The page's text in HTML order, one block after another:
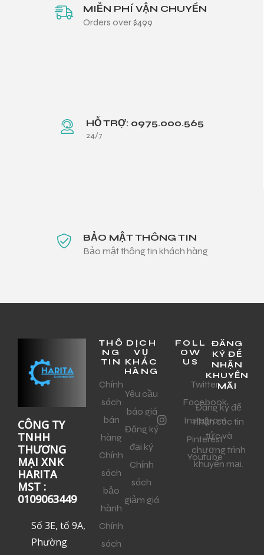
MIỄN PHÍ VẬN CHUYỂN
Orders over $499
HỖ TRỢ: 0975.000.565
24/7
BẢO MẬT THÔNG TIN
Bảo mật thông tin khách hàng
CÔNG TY
TNHH
THƯƠNG
MẠI XNK
HARITA
MST :
0109063449
Số 3E, tổ 9A,
Phường
THÔ
NG
TIN
Chính
sách
bán
hàng
Chính
sách
bảo
hành
Chính
sách
DỊCH
VỤ
KHÁC
HÀNG
Yêu cầu
báo giá
Đăng ký
đại ký
Chính
sách
giảm giá
FOLL
OW
US
Twitter
Facebook
Instagram
Pinterest
Youtube
ĐĂNG
KÝ ĐỂ
NHẬN
KHUYẾN
MÃI
Đăng ký để
nhận các tin
tức và
chương trình
khuyến mại.